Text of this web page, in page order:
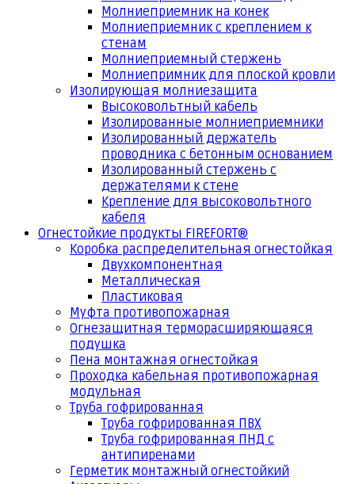
Молниеприемник на конек
Молниеприемник с креплением к
стенам
Молниеприемный стержень
Молниепримник для плоской кровли
Изолирующая молниезащита
Высоковольтный кабель
Изолированные молниеприемники
Изолированный держатель
проводника с бетонным основанием
Изолированный стержень с
держателями к стене
Крепление для высоковольтного
кабеля
Огнестойкие продукты FIREFORT®
Коробка распределительная огнестойкая
Двухкомпонентная
Металлическая
Пластиковая
Муфта противопожарная
Огнезащитная терморасширяющаяся
подушка
Пена монтажная огнестойкая
Проходка кабельная противопожарная
модульная
Труба гофрированная
Труба гофрированная ПВХ
Труба гофрированная ПНД с
антипиренами
Герметик монтажный огнестойкий